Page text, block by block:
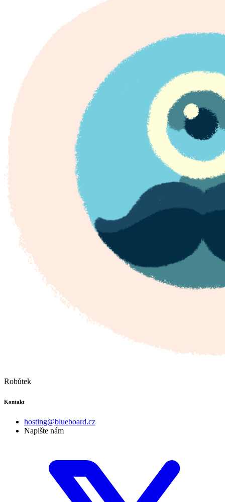
Robůtek
Kontakt
hosting@blueboard.cz
Napište nám